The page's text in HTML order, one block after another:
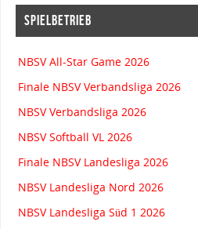
SPIELBETRIEB
NBSV All-Star Game 2026
Finale NBSV Verbandsliga 2026
NBSV Verbandsliga 2026
NBSV Softball VL 2026
Finale NBSV Landesliga 2026
NBSV Landesliga Nord 2026
NBSV Landesliga Süd 1 2026